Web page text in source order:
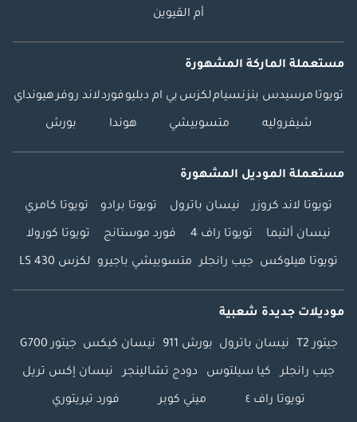
أم القيوين
مستعملة الماركة المشهورة
تويوتا مرسيدس بنزنسياملكزس بي ام دبليوفوردلاند روفرهيونداي
شيفروليه متسوبيشي هوندا بورش
مستعملة الموديل المشهورة
تويوتا لاند كروزر نيسان باترول تويوتا برادو تويوتا كامري
نيسان ألتيما تويوتا راف 4 فورد موستانج تويوتا كورولا
تويوتا هيلوكس جيب رانجلر متسوبيشي باجيرو لكزس LS 430
موديلات جديدة شعبية
جيتور T2 نيسان باترول بورش 911 نيسان كيكس جيتور G700
جيب رانجلر كيا سيلتوس دودج تشالينجر نيسان إكس تريل
تويوتا راف ٤ ميني كوبر فورد تيريتوري